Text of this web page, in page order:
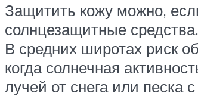
Защитить кожу можно,
солнцезащитные средства.
В средних широтах риск
когда солнечная
лучей от снега или